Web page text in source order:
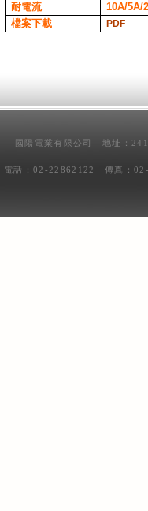
耐電流
10A/5A/
檔案下載
PDF
國陽電業有限公司 地址：
電話：02-22862122 傳真：